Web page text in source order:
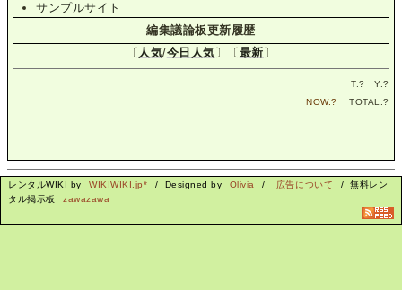
サンプルサイト
編集議論板更新履歴
〔 人気/今日人気 〕〔 最新 〕
T.? Y.?
NOW.? TOTAL.?
レンタルWIKI by WIKIWIKI.jp* / Designed by Olivia / 広告について
/ 無料レン
タル掲示板
zawazawa